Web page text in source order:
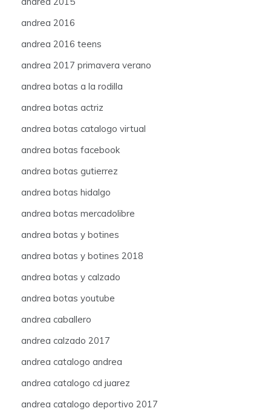
andrea 2016
andrea 2016 teens
andrea 2017 primavera verano
andrea botas a la rodilla
andrea botas actriz
andrea botas catalogo virtual
andrea botas facebook
andrea botas gutierrez
andrea botas hidalgo
andrea botas mercadolibre
andrea botas y botines
andrea botas y botines 2018
andrea botas y calzado
andrea botas youtube
andrea caballero
andrea calzado 2017
andrea catalogo andrea
andrea catalogo cd juarez
andrea catalogo deportivo 2017